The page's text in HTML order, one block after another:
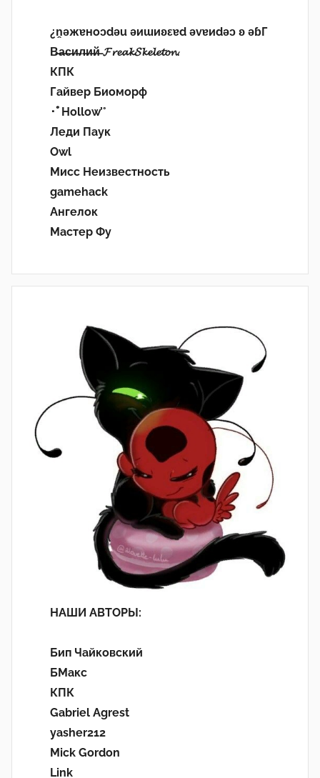
¿n̯ǝжɐноɔdǝu ǝиɯиʚεɐd ǝvɐиdǝɔ ʚ ǝɓГ
В̶а̶с̶и̶л̶и̶й̶ 𝓕𝓻𝓮𝓪𝓴𝓢𝓴𝓮𝓵𝓮𝓽𝓸𝓷.
КПК
Гайвер Биоморф
･ﾟHollow’°
Леди Паук
Owl
Мисс Неизвестность
gamehack
Ангелок
Мастер Фу
НАШИ АВТОРЫ:
Бип Чайковский
БМакс
КПК
Gabriel Agrest
yasher212
Mick Gordon
Link